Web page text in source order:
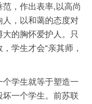
，作出表率,以高尚
，以和蔼的态度对
的胸怀爱护人。只
学生才会“亲其师，
学生就等于塑造一
一个学生。前苏联